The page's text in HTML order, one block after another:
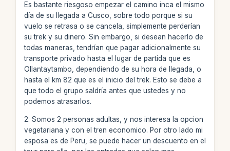
Es bastante riesgoso empezar el camino inca el mismo
día de su llegada a Cusco, sobre todo porque si su
vuelo se retrasa o se cancela, simplemente perderían
su trek y su dinero. Sin embargo, si desean hacerlo de
todas maneras, tendrían que pagar adicionalmente su
transporte privado hasta el lugar de partida que es
Ollantaytambo, dependiendo de su hora de llegada, o
hasta el km 82 que es el inicio del trek. Esto se debe a
que todo el grupo saldría antes que ustedes y no
podemos atrasarlos.
2. Somos 2 personas adultas, y nos interesa la opcion
vegetariana y con el tren economico. Por otro lado mi
esposa es de Peru, se puede hacer un descuento en el